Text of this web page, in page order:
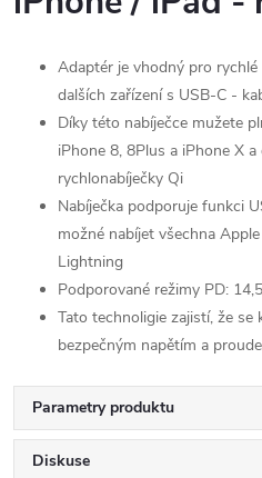
Adaptér je vhodný pro
dalších zařízení s USB-C -
Díky této nabíječce mužete
iPhone 8, 8Plus a iPhone X
rychlonabíječky Qi
Nabíječka podporuje funkci
možné nabíjet všechna
Lightning
Podporované režimy PD:
Tato technoligie zajistí, že se
bezpečným napětím a
Parametry produktu
Diskuse